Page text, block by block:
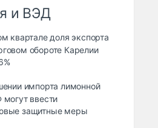
и ВЭД
квартале доля экспорта
обороте Карелии
импорта лимонной
ввести
защитные меры